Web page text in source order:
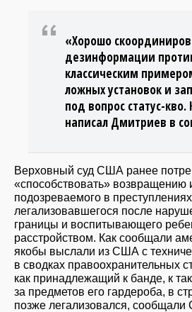
«Хорошо
дезинформации
классическим
ложных установок и
под вопрос статус-
написал Дмитриев в
Верховный суд США ранее
«способствовать» возвращению
подозреваемого в
легализовавшегося после
границы и воспитывающего
расстройством. Как сообщали
якобы выслали из США с
в сводках правоохранительных
как принадлежащий к банде, к
за предметов его гардероба, в
позже легализовался,